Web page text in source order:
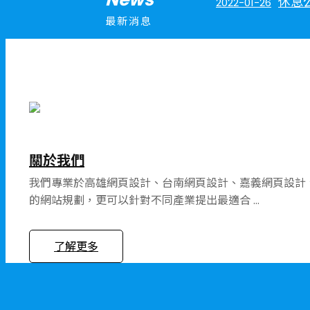
最新消息
防
關於我們
我們專業於高雄網頁設計、台南網頁設計、嘉義網頁設
的網站規劃，更可以針對不同產業提出最適合 ...
了解更多